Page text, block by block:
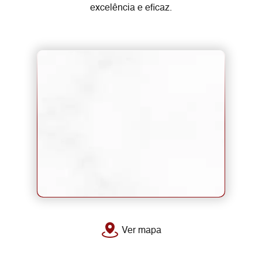
excelência e eficaz.
Ver mapa